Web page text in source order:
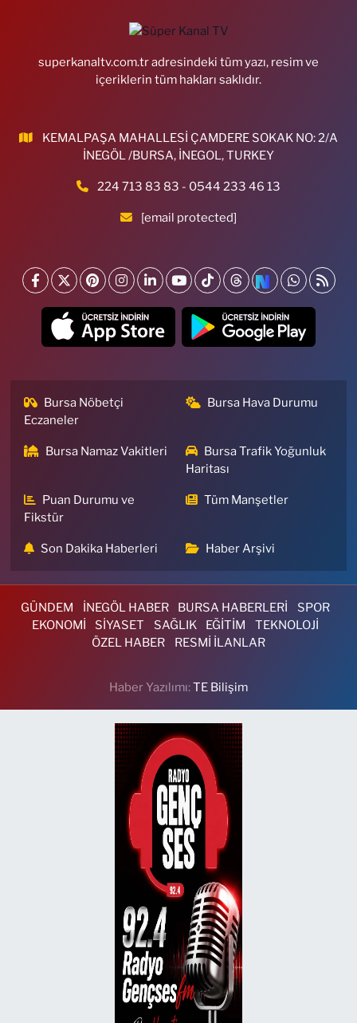
superkanaltv.com.tr adresindeki tüm yazı, resim ve
içeriklerin tüm hakları saklıdır.
KEMALPAŞA MAHALLESİ ÇAMDERE SOKAK NO: 2/A
İNEGÖL /BURSA, İNEGOL, TURKEY
224 713 83 83 - 0544 233 46 13
[email protected]
Bursa Nöbetçi
Eczaneler
Bursa Hava Durumu
Bursa Namaz Vakitleri
Bursa Trafik Yoğunluk
Haritası
Puan Durumu ve
Fikstür
Tüm Manşetler
Son Dakika Haberleri Haber Arşivi
GÜNDEM İNEGÖL HABER BURSA HABERLERİ
SPOR
EKONOMİ
SİYASET SAĞLIK EĞİTİM
TEKNOLOJİ
ÖZEL HABER
RESMİ İLANLAR
Haber Yazılımı:TE Bilişim